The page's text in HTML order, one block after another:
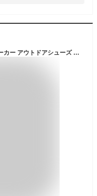
オークリー（OAKLEY）（メンズ）スニーカー アウトドアシューズ LIGHT SHIELD FOF100349-104